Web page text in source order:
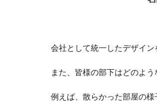
会社として統一したデザイン
また、皆様の部下はどのよ
例えば、散らかった部屋の